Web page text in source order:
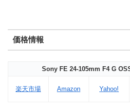
価格情報
Sony FE 24-105mm F4 G
楽天市場 Amazon Yahoo!